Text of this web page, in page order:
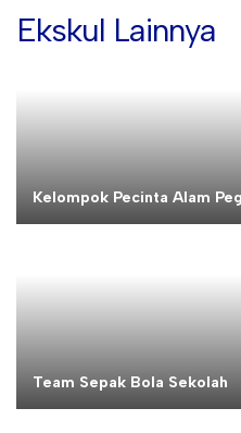
Ekskul Lainnya
Kelompok Pecinta Alam
Team Sepak Bola Sekolah